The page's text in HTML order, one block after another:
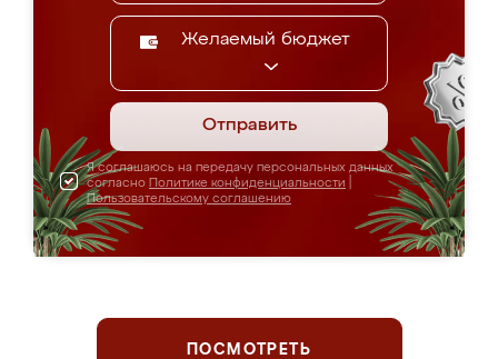
Желаемый бюджет
Отправить
Я соглашаюсь на передачу персональных данных
согласно Политике конфиденциальности
Пользовательскому соглашению
ПОСМОТРЕТЬ